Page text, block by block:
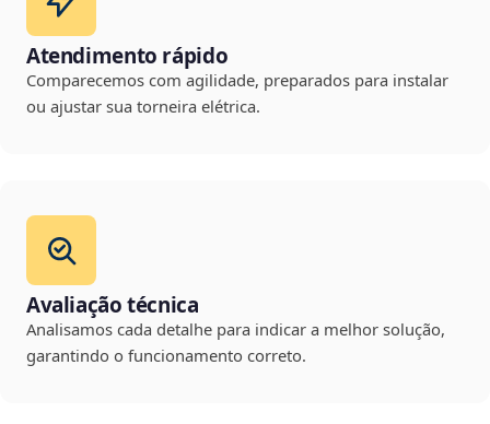
Atendimento rápido
Comparecemos com agilidade, preparados para instalar
ou ajustar sua torneira elétrica.
Avaliação técnica
Analisamos cada detalhe para indicar a melhor solução,
garantindo o funcionamento correto.